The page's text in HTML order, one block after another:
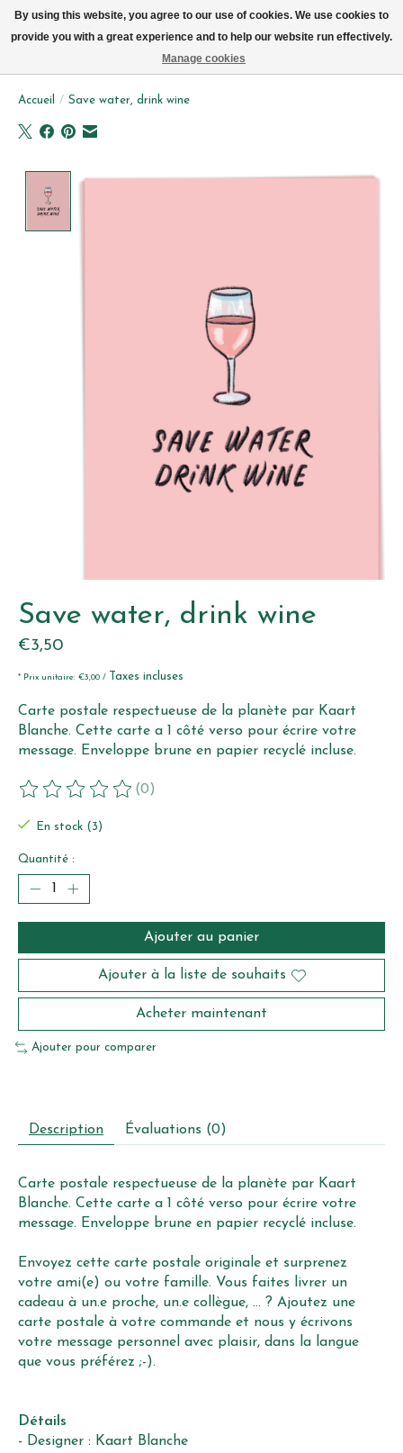
Accueil / Save water, drink wine
Product image slideshow Items
Save water, drink wine
€3,50
* Prix unitaire: €3,00 / Taxes incluses
Carte postale respectueuse de la planète par Kaart
Blanche. Cette carte a 1 côté verso pour écrire votre
message. Enveloppe brune en papier recyclé incluse.
Ce produit est évalué à
(0)
En stock (3)
Quantité :
Ajouter au panier
Ajouter à la liste de souhaits
Acheter maintenant
Ajouter pour comparer
Description Évaluations (0)
Carte postale respectueuse de la planète par Kaart
Blanche. Cette carte a 1 côté verso pour écrire votre
message. Enveloppe brune en papier recyclé incluse.
Envoyez cette carte postale originale et surprenez
votre ami(e) ou votre famille. Vous faites livrer un
cadeau à un.e proche, un.e collègue, ... ? Ajoutez une
carte postale à votre commande et nous y écrivons
votre message personnel avec plaisir, dans la langue
que vous préférez ;-).
Détails
- Designer : Kaart Blanche
By using this website, you agree to our use of cookies. We use cookies to
provide you with a great experience and to help our website run effectively.
Manage cookies